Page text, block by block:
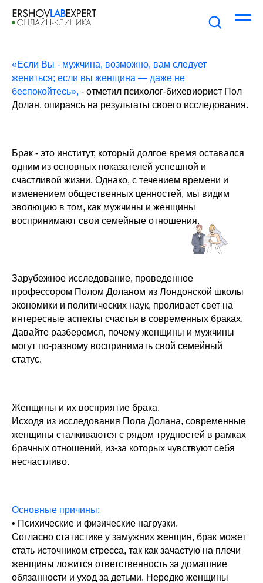
«Если Вы - мужчина, возможно, вам следует
жениться; если вы женщина — даже не
беспокойтесь», - отметил психолог-бихевиорист Пол
Долан, опираясь на результаты своего исследования.
Брак - это институт, который долгое время оставался
одним из основных показателей успешной и
счастливой жизни. Однако, с течением времени и
изменением общественных ценностей, мы видим
эволюцию в том, как мужчины и женщины
воспринимают свои семейные отношения.
Зарубежное исследование, проведенное
профессором Полом Доланом из Лондонской школы
экономики и политических наук, проливает свет на
интересные аспекты счастья в современных браках.
Давайте разберемся, почему женщины и мужчины
могут по-разному воспринимать свой семейный
статус.
Женщины и их восприятие брака.
Исходя из исследования Пола Долана, современные
женщины сталкиваются с рядом трудностей в рамках
брачных отношений, из-за которых чувствуют себя
несчастливо.
Основные причины:
• Психические и физические нагрузки.
Согласно статистике у замужних женщин, брак может
стать источником стресса, так как зачастую на плечи
женщины ложится ответственность за домашние
обязанности и уход за детьми. Нередко женщины